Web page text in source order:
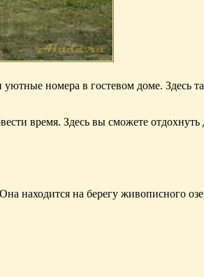
номера в гостевом доме. Здесь
время. Здесь вы сможете
находится на берегу живописного